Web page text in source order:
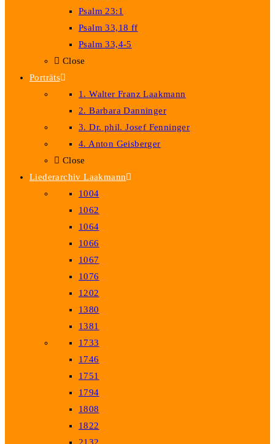
Psalm 23:1
Psalm 33,18 ff
Psalm 33,4-5
Close
Porträts
1. Walter Franz Laakmann
2. Barbara Danninger
3. Dr. phil. Josef Fenninger
4. Anton Geisberger
Close
Liederarchiv Laakmann
1004
1062
1064
1066
1067
1076
1202
1380
1381
1733
1746
1751
1794
1808
1822